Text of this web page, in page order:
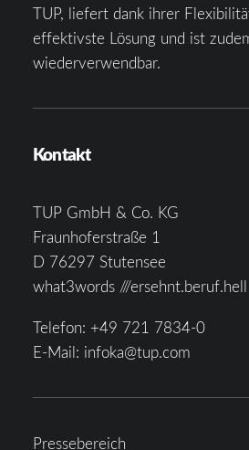
TUP, liefert dank ihrer
effektivste Lösung und ist
wiederverwendbar.
Kontakt
TUP GmbH & Co. KG
Fraunhoferstraße 1
D 76297 Stutensee
what3words ///ersehnt.beruf.hell
Telefon: +49 721 7834-0
E-Mail: infoka@tup.com
Pressebereich